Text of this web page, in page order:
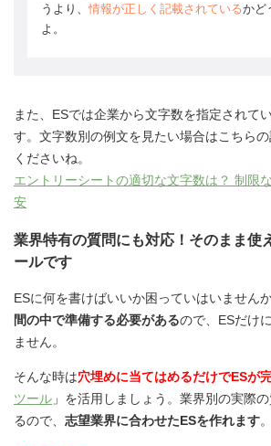
うより、 情報が正しく記載されているかど
よ。
また、ESでは企業から文字数を指定されて
す。文字数別の例文を見たい場合はこちら
くださいね。
エントリーシートの適切な文字数は？ 制限
安
業界特有の質問にも対応！そのまま使
ールです
ESに何を書けばいいか困っていはいません
間の中で準備する必要があるので、ESだけ
ません。
そんな時は穴埋めに当てはめるだけでESが
ツール 」を活用しましょう。業界別の実際
るので、 志望業界に合わせたESを作れます。